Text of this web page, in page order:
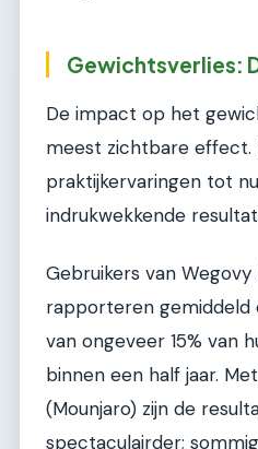
Gewichtsverlies:
De impact op het
meest zichtbare effect.
praktijkervaringen tot
indrukwekkende
Gebruikers van
rapporteren gemiddeld
van ongeveer 15% van
binnen een half jaar.
(Mounjaro) zijn de
spectaculairder;